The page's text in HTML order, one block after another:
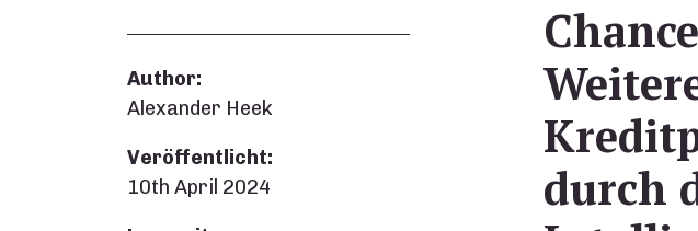
Author:
Alexander Heek
Veröffentlicht:
10th April 2024
durch